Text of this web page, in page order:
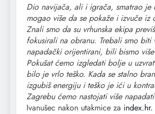
Dio navijača, ali i igrača, smatrao je
mogao više da se pokaže i izvuče iz
Znali smo da su vrhunska ekipa
fokusirali na obranu. Trebali smo biti
napadački orijentirani, bili bismo
Pokušat ćemo izgledati bolje u
bilo je vrlo teško. Kada se stalno
izgubiš energiju i teško je ići u
Zagrebu ćemo nastojati više napadati
Ivanušec nakon utakmice za index.hr.